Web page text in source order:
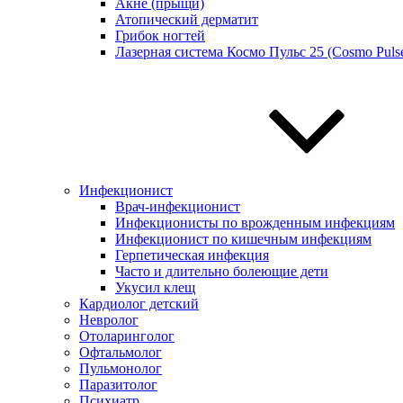
Акне (прыщи)
Атопический дерматит
Грибок ногтей
Лазерная система Космо Пульс 25 (Cosmo
Инфекционист
Врач-инфекционист
Инфекционисты по врожденным инфекциям
Инфекционист по кишечным инфекциям
Герпетическая инфекция
Часто и длительно болеющие дети
Укусил клещ
Кардиолог детский
Невролог
Отоларинголог
Офтальмолог
Пульмонолог
Паразитолог